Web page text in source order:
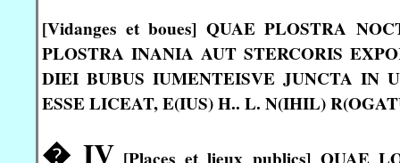
[Vidanges et boues] QUAE PLOSTRA
PLOSTRA INANIA AUT STERCORIS
DIEI BUBUS IUMENTEISVE JUNCTA IN
ESSE LICEAT, E(IUS) H.. L. N(IHIL)
� IV